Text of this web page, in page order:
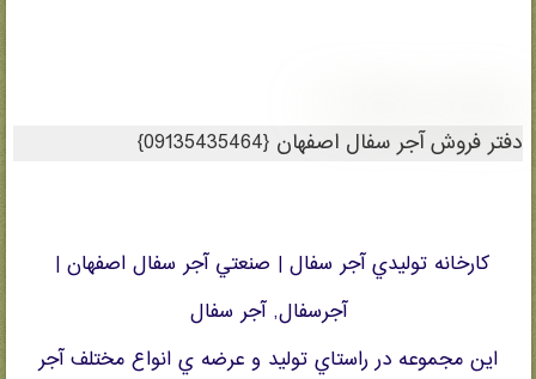
دفتر فروش آجر سفال اصفهان {09135435464}
کارخانه توليدي آجر سفال | صنعتي آجر سفال اصفهان |
آجرسفال, آجر سفال
اين مجموعه در راستاي توليد و عرضه ي انواع مختلف آجر